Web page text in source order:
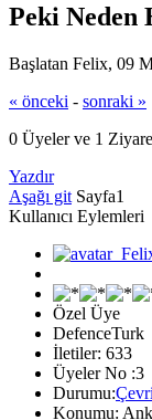
Peki Neden
Başlatan Felix, 09
« önceki - sonraki »
0 Üyeler ve 1
Yazdır
Aşağı git Sayfa1
Kullanıcı Eylemleri
Özel Üye
DefenceTurk
İletiler: 633
Üyeler No :3
Durumu:
Konumu: